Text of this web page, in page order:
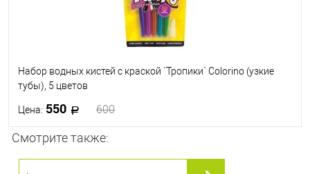
Набор водных кистей с краской `Тропики` Colorino (узкие
тубы), 5 цветов
Цена: 550 600
Смотрите также: